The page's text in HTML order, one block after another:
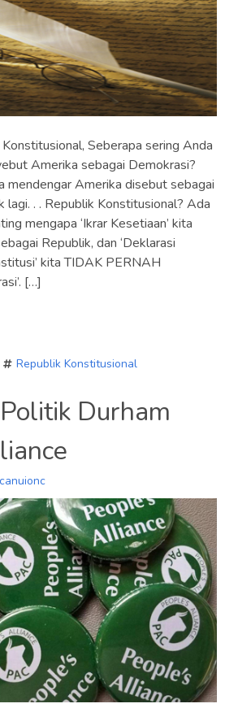
Seberapa sering Anda
Amerika sebagai Demokrasi?
mendengar Amerika disebut sebagai
lagi. . . Republik Konstitusional? Ada
mengapa ‘Ikrar Kesetiaan’ kita
Republik, dan ‘Deklarasi
kita TIDAK PERNAH
[…]
Republik Konstitusional
Durham